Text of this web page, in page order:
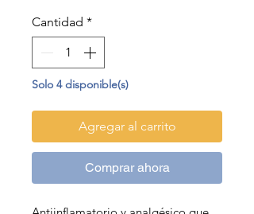
Cantidad *
Solo 4 disponible(s)
Agregar al carrito
Comprar ahora